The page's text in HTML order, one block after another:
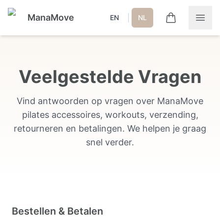
ManaMove EN NL
Veelgestelde Vragen
Vind antwoorden op vragen over ManaMove
pilates accessoires, workouts, verzending,
retourneren en betalingen. We helpen je graag
snel verder.
Bestellen & Betalen